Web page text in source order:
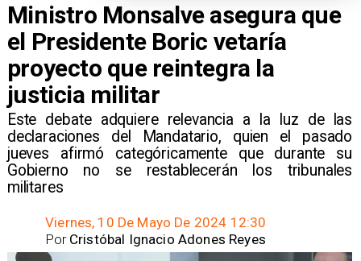
Ministro Monsalve asegura que
el Presidente Boric vetaría
proyecto que reintegra la
justicia militar
​Este debate adquiere relevancia a la luz de las
declaraciones del Mandatario, quien el pasado
jueves afirmó categóricamente que durante su
Gobierno no se restablecerán los tribunales
militares
Viernes, 10 De Mayo De 2024 12:30
Cristóbal Ignacio Adones Reyes
Por